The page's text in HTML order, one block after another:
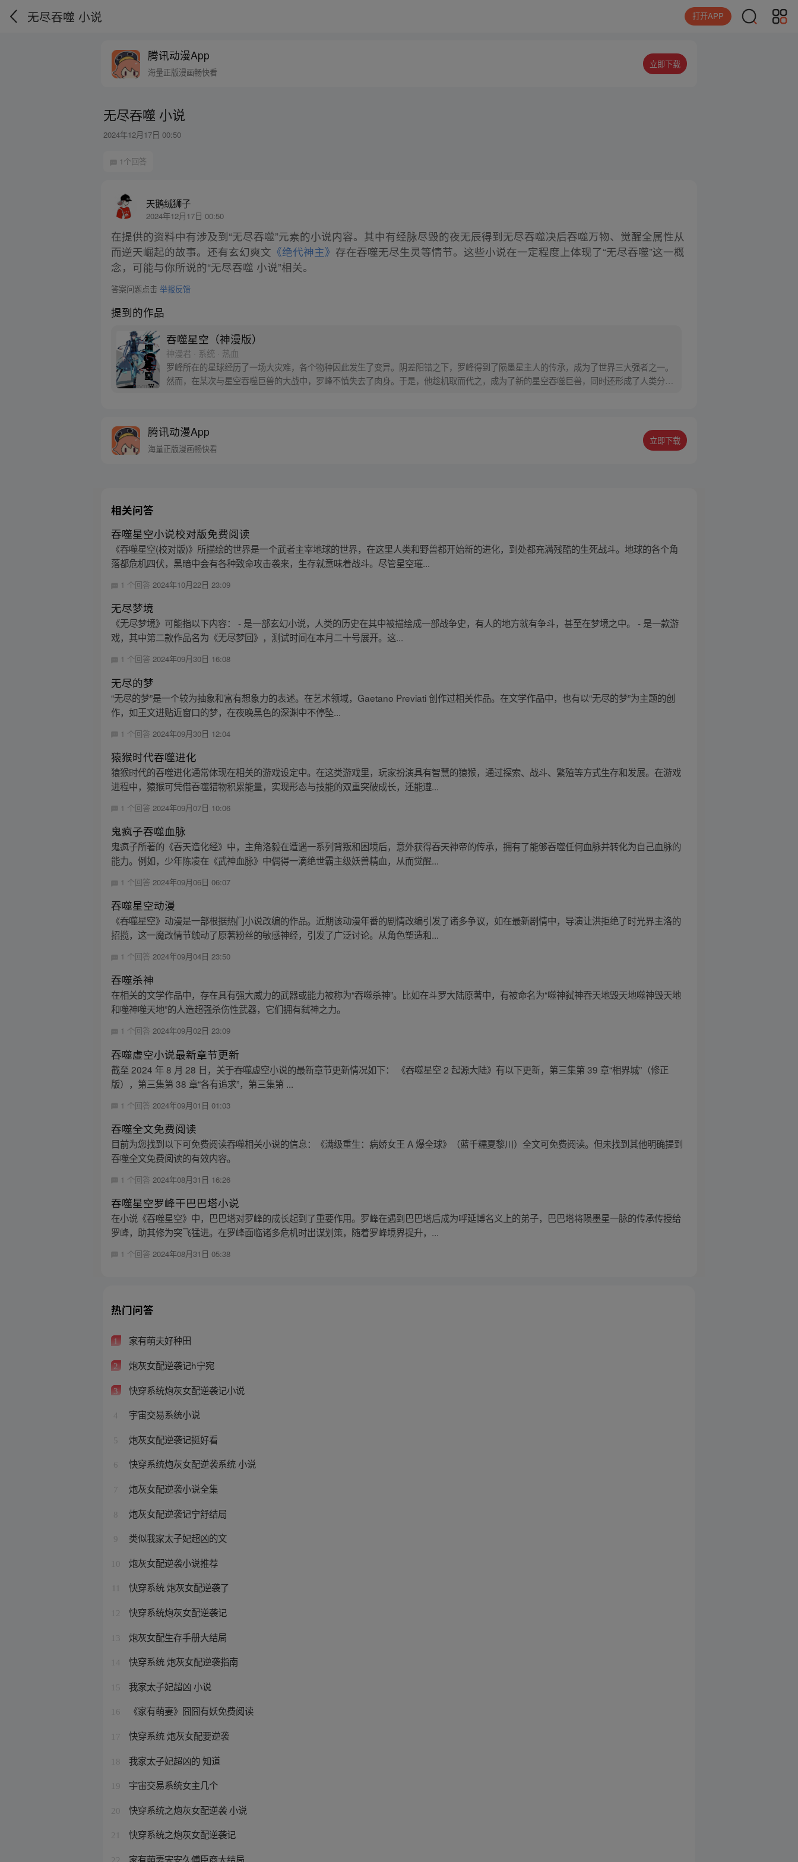
无尽吞噬 小说 打开APP
腾讯动漫App
海量正版漫画畅快看
立即下载
无尽吞噬 小说
2024年12月17日 00:50
1个回答
天鹅绒狮子
2024年12月17日 00:50
在提供的资料中有涉及到“无尽吞噬”元素的小说内容。其中有经脉尽毁的夜无辰得到无尽吞噬决后吞噬万物、觉醒全属性从
而逆天崛起的故事。还有玄幻爽文 《绝代神主》 存在吞噬无尽生灵等情节。这些小说在一定程度上体现了“无尽吞噬”这一概
念，可能与你所说的“无尽吞噬 小说”相关。
答案问题点击举报反馈
提到的作品
吞噬星空（神漫版）
神漫君 · 系统 · 热血
罗峰所在的星球经历了一场大灾难，各个物种因此发生了变异。阴差阳错之下，罗峰得到了陨墨星主人的传承，成为了世界三大强者之一。
然而，在某次与星空吞噬巨兽的大战中，罗峰不慎失去了肉身。于是，他趁机取而代之，成为了新的星空吞噬巨兽，同时还形成了人类分
腾讯动漫App
海量正版漫画畅快看
立即下载
相关问答
吞噬星空小说校对版免费阅读
《吞噬星空(校对版)》所描绘的世界是一个武者主宰地球的世界，在这里人类和野兽都开始新的进化，到处都充满残酷的生死战斗。地球的各个角
落都危机四伏，黑暗中会有各种致命攻击袭来，生存就意味着战斗。尽管星空璀...
1 个回答2024年10月22日 23:09
无尽梦境
《无尽梦境》可能指以下内容： - 是一部玄幻小说，人类的历史在其中被描绘成一部战争史，有人的地方就有争斗，甚至在梦境之中。 - 是一款游
戏，其中第二款作品名为《无尽梦回》，测试时间在本月二十号展开。这...
1 个回答2024年09月30日 16:08
无尽的梦
“无尽的梦”是一个较为抽象和富有想象力的表述。在艺术领域，Gaetano Previati 创作过相关作品。在文学作品中，也有以“无尽的梦”为主题的创
作，如王文进贴近窗口的梦，在夜晚黑色的深渊中不停坠...
1 个回答 2024年09月30日 12:04
猿猴时代吞噬进化
猿猴时代的吞噬进化通常体现在相关的游戏设定中。在这类游戏里，玩家扮演具有智慧的猿猴，通过探索、战斗、繁殖等方式生存和发展。在游戏
进程中，猿猴可凭借吞噬猎物积累能量，实现形态与技能的双重突破成长，还能遵...
1 个回答 2024年09月07日 10:06
鬼疯子吞噬血脉
鬼疯子所著的《吞天造化经》中，主角洛毅在遭遇一系列背叛和困境后，意外获得吞天神帝的传承，拥有了能够吞噬任何血脉并转化为自己血脉的
能力。例如，少年陈凌在《武神血脉》中偶得一滴绝世霸主级妖兽精血，从而觉醒...
1 个回答2024年09月06日 06:07
吞噬星空动漫
《吞噬星空》动漫是一部根据热门小说改编的作品。近期该动漫年番的剧情改编引发了诸多争议，如在最新剧情中，导演让洪拒绝了时光界主洛的
招揽，这一魔改情节触动了原著粉丝的敏感神经，引发了广泛讨论。从角色塑造和...
1 个回答2024年09月04日 23:50
吞噬杀神
在相关的文学作品中，存在具有强大威力的武器或能力被称为“吞噬杀神”。比如在斗罗大陆原著中，有被命名为“噬神弑神吞天地毁天地噬神毁天地
和噬神噬天地”的人造超强杀伤性武器，它们拥有弑神之力。
1 个回答2024年09月02日 23:09
吞噬虚空小说最新章节更新
截至 2024 年 8 月 28 日，关于吞噬虚空小说的最新章节更新情况如下： 《吞噬星空 2 起源大陆》有以下更新，第三集第 39 章“相界城”（修正
版），第三集第 38 章“各有追求”，第三集第 ...
1 个回答 2024年09月01日 01:03
吞噬全文免费阅读
目前为您找到以下可免费阅读吞噬相关小说的信息：《满级重生：病娇女王 A 爆全球》（蓝千糯夏黎川）全文可免费阅读。但未找到其他明确提到
吞噬全文免费阅读的有效内容。
1 个回答 2024年08月31日 16:26
吞噬星空罗峰干巴巴塔小说
在小说《吞噬星空》中，巴巴塔对罗峰的成长起到了重要作用。罗峰在遇到巴巴塔后成为呼延博名义上的弟子，巴巴塔将陨墨星一脉的传承传授给
罗峰，助其修为突飞猛进。在罗峰面临诸多危机时出谋划策，随着罗峰境界提升，...
1 个回答2024年08月31日 05:38
热门问答
1 家有萌夫好种田
2 炮灰女配逆袭记h宁宛
3 快穿系统炮灰女配逆袭记小说
4 宇宙交易系统小说
5 炮灰女配逆袭记挺好看
6 快穿系统炮灰女配逆袭系统 小说
7 炮灰女配逆袭小说全集
8 炮灰女配逆袭记宁舒结局
9 类似我家太子妃超凶的文
10 炮灰女配逆袭小说推荐
快穿系统 炮灰女配逆袭了
12 快穿系统炮灰女配逆袭记
13 炮灰女配生存手册大结局
14 快穿系统 炮灰女配逆袭指南
15 我家太子妃超凶 小说
16 《家有萌妻》囧囧有妖免费阅读
17 快穿系统 炮灰女配要逆袭
18 我家太子妃超凶的 知道
19 宇宙交易系统女主几个
20 快穿系统之炮灰女配逆袭 小说
21 快穿系统之炮灰女配逆袭记
22 家有萌妻宋安久傅臣商大结局